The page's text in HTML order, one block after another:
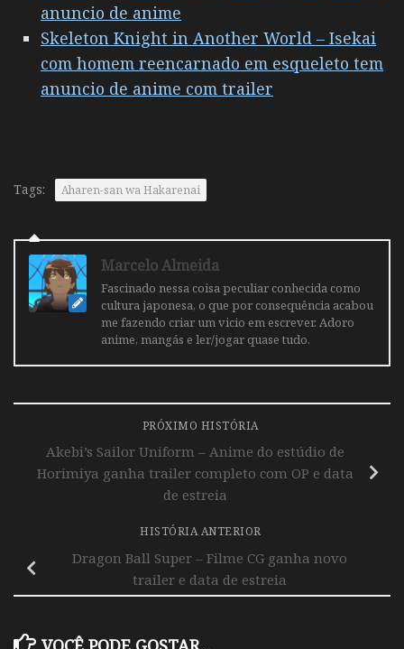
anuncio de anime
Skeleton Knight in Another World – Isekai
com homem reencarnado em esqueleto tem
anuncio de anime com trailer
Tags: Aharen-san wa Hakarenai
Marcelo Almeida
Fascinado nessa coisa peculiar conhecida como
cultura japonesa, o que por consequência acabou
me fazendo criar um vicio em escrever. Adoro
anime, mangás e ler/jogar quase tudo.
PRÓXIMO HISTÓRIA
Akebi’s Sailor Uniform – Anime do estúdio de
Horimiya ganha trailer completo com OP e data
de estreia
HISTÓRIA ANTERIOR
Dragon Ball Super – Filme CG ganha novo
trailer e data de estreia